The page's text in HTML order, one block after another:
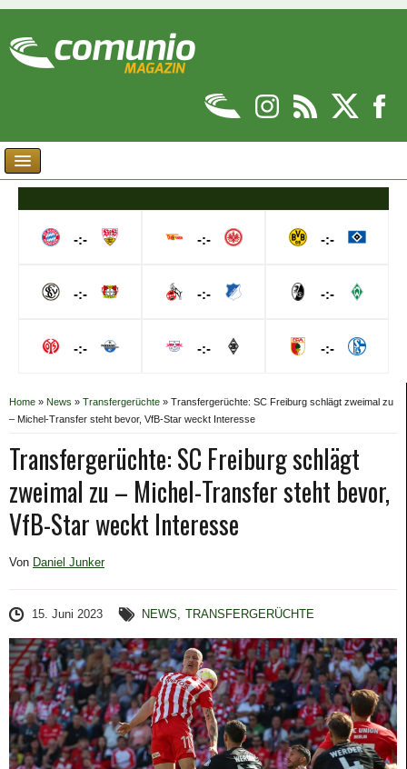
-:-
-:-
-:-
-:-
-:-
-:-
-:-
-:-
-:-
Home » News » Transfergerüchte » Transfergerüchte: SC Freiburg schlägt zweimal zu
– Michel-Transfer steht bevor, VfB-Star weckt Interesse
Transfergerüchte: SC Freiburg schlägt
zweimal zu – Michel-Transfer steht bevor,
VfB-Star weckt Interesse
Von Daniel Junker
15. Juni 2023 NEWS, TRANSFERGERÜCHTE